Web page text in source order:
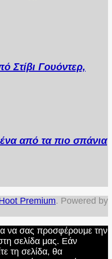
Στίβι Γουόντερ,
από τα πιο σπάνια
Premium. Powered by
να σας προσφέρουμε την
σελίδα μας. Εάν
τη σελίδα, θα